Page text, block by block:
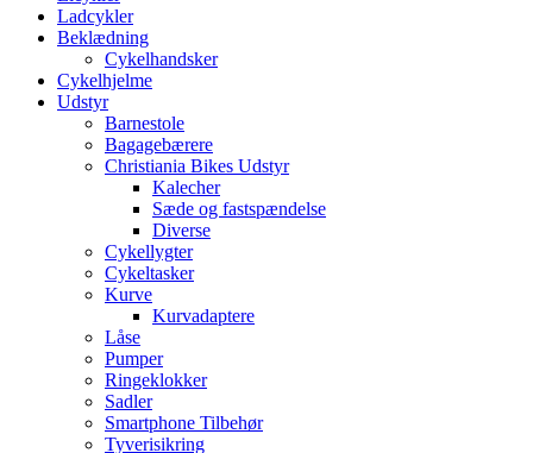
Ladcykler
Beklædning
Cykelhandsker
Cykelhjelme
Udstyr
Barnestole
Bagagebærere
Christiania Bikes Udstyr
Kalecher
Sæde og fastspændelse
Diverse
Cykellygter
Cykeltasker
Kurve
Kurvadaptere
Låse
Pumper
Ringeklokker
Sadler
Smartphone Tilbehør
Tyverisikring